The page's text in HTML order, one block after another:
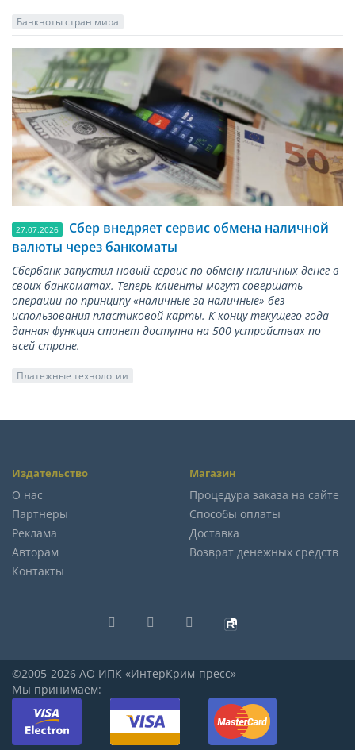
Банкноты стран мира
27.07.2026
Сбер внедряет сервис обмена наличной
валюты через банкоматы
Сбербанк запустил новый сервис по обмену наличных денег в
своих банкоматах. Теперь клиенты могут совершать
операции по принципу «наличные за наличные» без
использования пластиковой карты. К концу текущего года
данная функция станет доступна на 500 устройствах по
всей стране.
Платежные технологии
Издательство
О нас
Партнеры
Реклама
Авторам
Контакты
Магазин
Процедура заказа на сайте
Способы оплаты
Доставка
Возврат денежных средств
©2005-2026 АО ИПК «ИнтерКрим-пресс»
Мы принимаем: